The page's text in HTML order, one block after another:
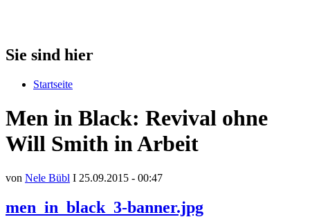
Sie sind hier
Startseite
Men in Black: Revival ohne
Will Smith in Arbeit
von Nele Bübl I 25.09.2015 - 00:47
men_in_black_3-banner.jpg